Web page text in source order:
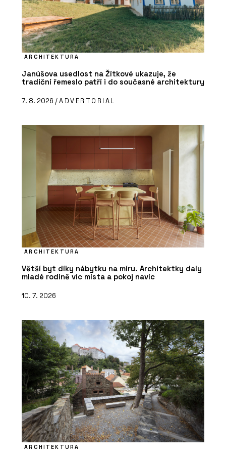
ARCHITEKTURA
Janúšova usedlost na Žítkové ukazuje, že
tradiční řemeslo patří i do současné architektury
7. 8. 2026 /ADVERTORIAL
ARCHITEKTURA
Větší byt díky nábytku na míru. Architektky daly
mladé rodině víc místa a pokoj navíc
10. 7. 2026
ARCHITEKTURA